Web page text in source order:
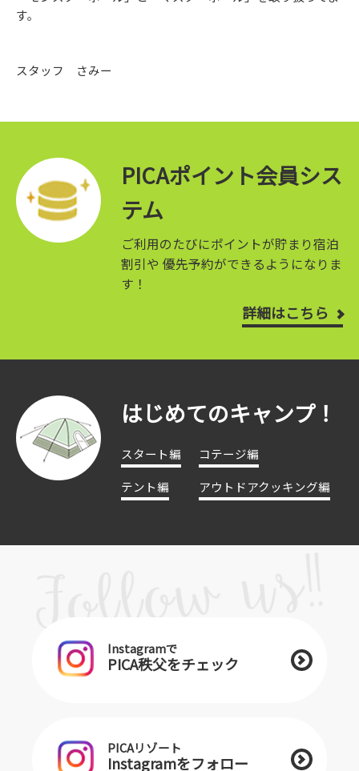
す。
スタッフ さみー
PICAポイント会員シス
テム
ご利用のたびにポイントが貯まり宿泊
割引や 優先予約ができるようになりま
す！
詳細はこちら
はじめてのキャンプ！
スタート編
コテージ編
テント編
アウトドアクッキング編
Instagramで
PICA秩父をチェック
PICAリゾート
Instagramをフォロー